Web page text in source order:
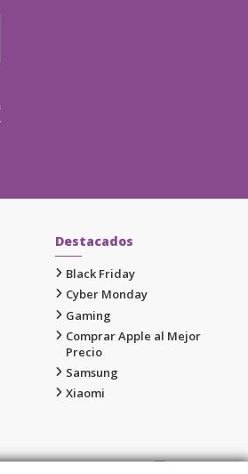
Destacados
Black Friday
Cyber Monday
Gaming
Comprar Apple al Mejor
Precio
Samsung
Xiaomi